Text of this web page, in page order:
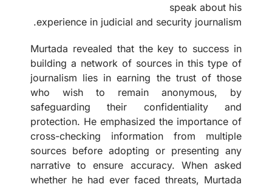
speak about his
experience in judicial and security journalism.
Murtada revealed that the key to success in
building a network of sources in this type of
journalism lies in earning the trust of those
who wish to remain anonymous, by
safeguarding their confidentiality and
protection. He emphasized the importance of
cross-checking information from multiple
sources before adopting or presenting any
narrative to ensure accuracy. When asked
whether he had ever faced threats, Murtada